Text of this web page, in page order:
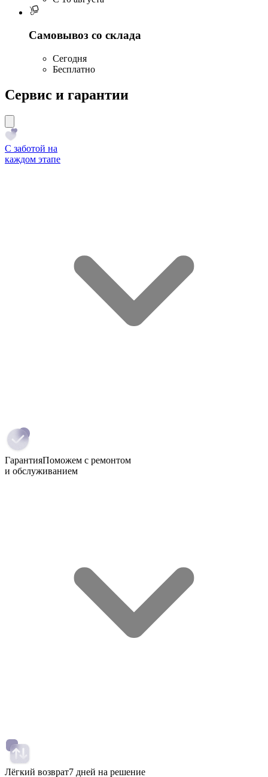
Самовывоз со склада
Сегодня
Бесплатно
Сервис и гарантии
С заботой на
каждом этапе
ГарантияПоможем с ремонтом
и обслуживанием
Лёгкий возврат7 дней на решение